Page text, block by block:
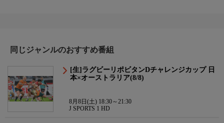
同じジャンルのおすすめ番組
[生]ラグビーリポビタンDチャレンジカップ 日
本×オーストラリア(8/8)
8月8日(土) 18:30～21:30
J SPORTS 1 HD